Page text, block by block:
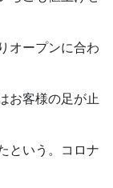
オープンに合わ
お客様の足が止
という。コロナ